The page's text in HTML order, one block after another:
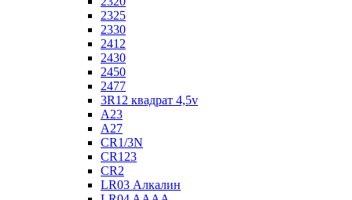
2325
2330
2412
2430
2450
2477
3R12 квадрат 4,5v
A23
A27
CR1/3N
CR123
CR2
LR03 Алкалин